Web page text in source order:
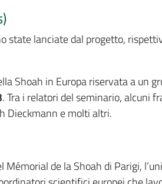
state lanciate dal progetto,
Shoah in Europa riservata a un
. Tra i relatori del seminario, alcuni
Dieckmann e molti altri.
de la Shoah di Parigi,